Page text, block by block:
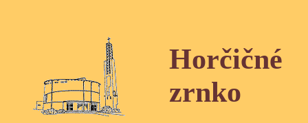
Horčičné
zrnko